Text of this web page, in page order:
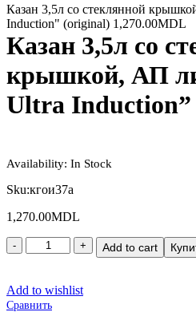
Казан 3,5л со стеклянной
Induction" (original) 1,270.00MDL
Казан 3,5л со
крышкой, АП
Ultra
Availability: In Stock
Sku:кгои37а
1,270.00MDL
Add to cart
Add to wishlist
Сравнить